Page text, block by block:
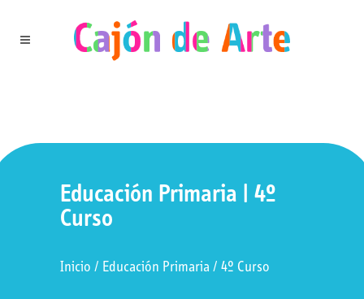
Educación Primaria | 4º
Curso
Inicio / Educación Primaria / 4º Curso